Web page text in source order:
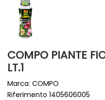
COMPO PIANTE
LT.1
Marca: COMPO
Riferimento 1405606005